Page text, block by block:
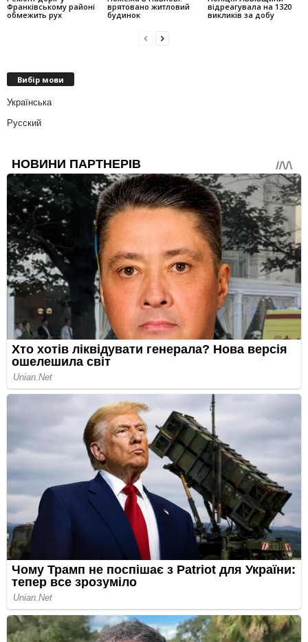
Франківському районі
обмежить рух
врятовано житловий
будинок
відреагувала на 1320
викликів за добу
Вибір мови
Українська
Русский